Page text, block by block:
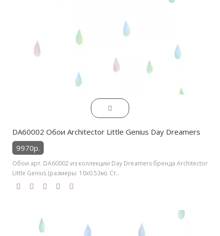
DA60002 Обои Architector Little Genius Day Dreamers
9970р.
Обои арт. DA60002 из коллекции Day Dreamers бренда Architector
Little Genius (размеры: 10х0.53м). Ст..